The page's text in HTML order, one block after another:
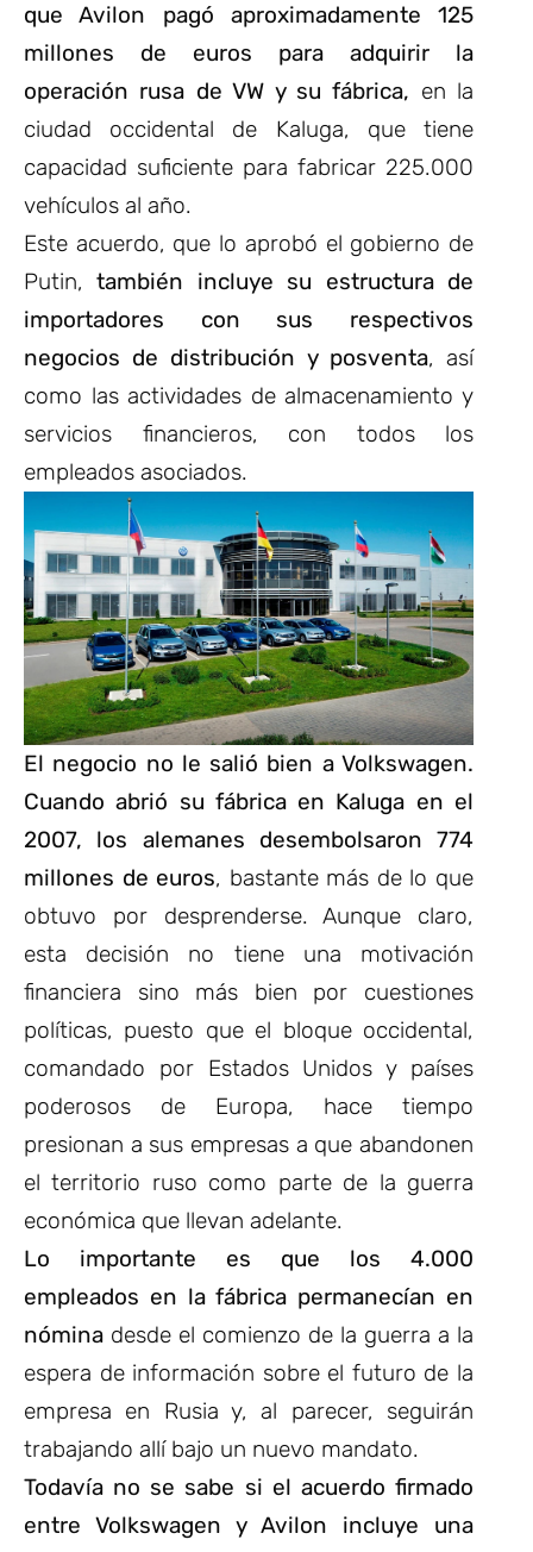
que Avilon pagó aproximadamente 125
millones de euros para adquirir la
operación rusa de VW y su fábrica, en la
ciudad occidental de Kaluga, que tiene
capacidad suficiente para fabricar 225.000
vehículos al año.
Este acuerdo, que lo aprobó el gobierno de
Putin,también incluye su estructura de
importadores con sus respectivos
negocios de distribución y posventa, así
como las actividades de almacenamiento y
servicios financieros, con todos los
empleados asociados.
El negocio no le salió bien a Volkswagen.
Cuando abrió su fábrica en Kaluga en el
2007, los alemanes desembolsaron 774
millones de euros, bastante más de lo que
obtuvo por desprenderse. Aunque claro,
esta decisión no tiene una motivación
financiera sino más bien por cuestiones
políticas, puesto que el bloque occidental,
comandado por Estados Unidos y países
poderosos de Europa, hace tiempo
presionan a sus empresas a que abandonen
el territorio ruso como parte de la guerra
económica que llevan adelante.
Lo importante es que los 4.000
empleados en la fábrica permanecían en
nómina desde el comienzo de la guerra a la
espera de información sobre el futuro de la
empresa en Rusia y, al parecer, seguirán
trabajando allí bajo un nuevo mandato.
Todavía no se sabe si el acuerdo firmado
entre Volkswagen y Avilon incluye una